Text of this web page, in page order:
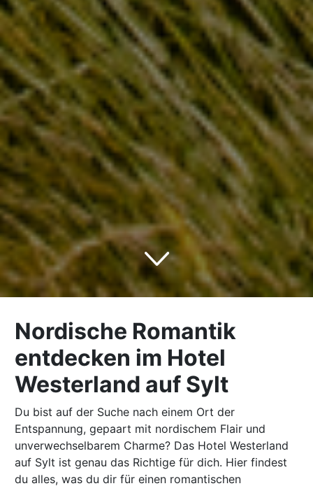
Nordische Romantik
entdecken im Hotel
Westerland auf Sylt
Du bist auf der Suche nach einem Ort der
Entspannung, gepaart mit nordischem Flair und
unverwechselbarem Charme? Das Hotel Westerland
auf Sylt ist genau das Richtige für dich. Hier findest
du alles, was du dir für einen romantischen